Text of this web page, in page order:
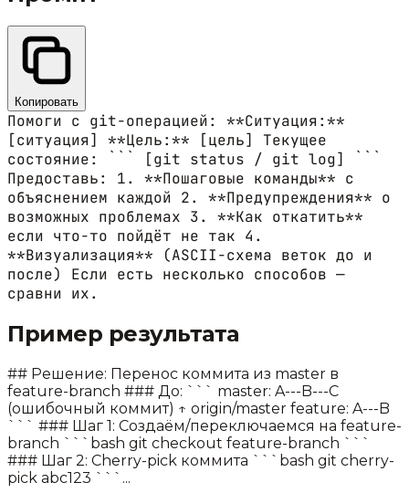
Копировать
Помоги с git-операцией: **Ситуация:**
[ситуация] **Цель:** [цель] Текущее
состояние: ``` [git status / git log] ```
Предоставь: 1. **Пошаговые команды** с
объяснением каждой 2. **Предупреждения** о
возможных проблемах 3. **Как откатить**
если что-то пойдёт не так 4.
**Визуализация** (ASCII-схема веток до и
после) Если есть несколько способов —
сравни их.
Пример результата
## Решение: Перенос коммита из master в
feature-branch ### До: ``` master: A---B---C
(ошибочный коммит) ↑ origin/master feature: A---B
``` ### Шаг 1: Создаём/переключаемся на feature-
branch ```bash git checkout feature-branch ```
### Шаг 2: Cherry-pick коммита ```bash git cherry-
pick abc123 ```...